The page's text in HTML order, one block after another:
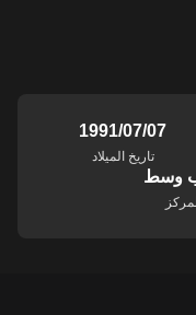
07‏/07‏/1991
تاريخ الميلاد
وسط